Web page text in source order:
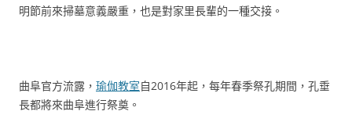
明節前來掃墓意義嚴重，也是對家里長輩的一種交接。
曲阜官方流露， 瑜伽教室自2016年起，每年春季祭孔期間，孔垂
長都將來曲阜進行祭奠。